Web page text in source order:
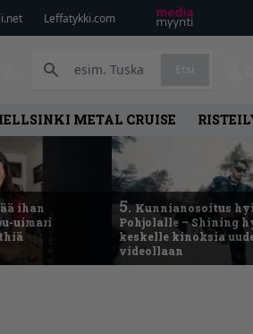
Leffatykki.com
METAL CRUISE
ihan
uimari
5. Kunnianosoitus
Pohjolalle – Shining
keskelle kinoksia
videollaan